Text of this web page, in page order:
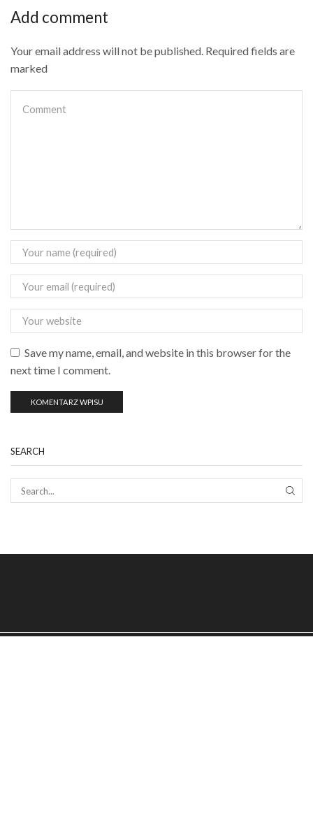
Add comment
Your email address will not be published. Required fields are
marked
Save my name, email, and website in this browser for the
next time I comment.
SEARCH